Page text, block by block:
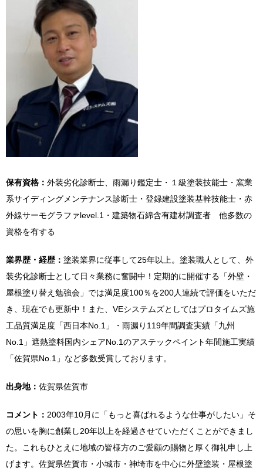
保有資格： 外装劣化診断士、雨漏り鑑定士・１級塗装技能士・窯業
系サイディングメンテナンス診断士・登録建設塗装基幹技能士・赤
外線サーモグラファlevel.1・建築物石綿含有建材調査者 他多数の
資格を有する
業界歴・経歴： 塗装業界に従事して25年以上。塗装職人として、外
装劣化診断士として日々業務に奮闘中！定期的に開催する「外壁・
屋根塗り替え勉強会」では満足度100％を200人連続で評価をいただ
き、現在でも更新中！また、VEシステムズとしてはプロタイムズ施
工品質満足度「西日本No.1」・雨漏り119年間調査実績「九州
No.1」遮熱塗料国内シェアNo.1のアステックペイント年間施工実績
「佐賀県No.1」など多数受賞しております。
出身地： 佐賀県佐賀市
コメント： 2003年10月に「もっと喜ばれるような仕事がしたい」そ
の思いを胸に創業し20年以上を経過させていただくことができまし
た。これもひとえに地域の皆様方のご愛顧の賜物と厚く御礼申し上
げます。佐賀県佐賀市・小城市・神埼市を中心に外壁塗装・屋根塗